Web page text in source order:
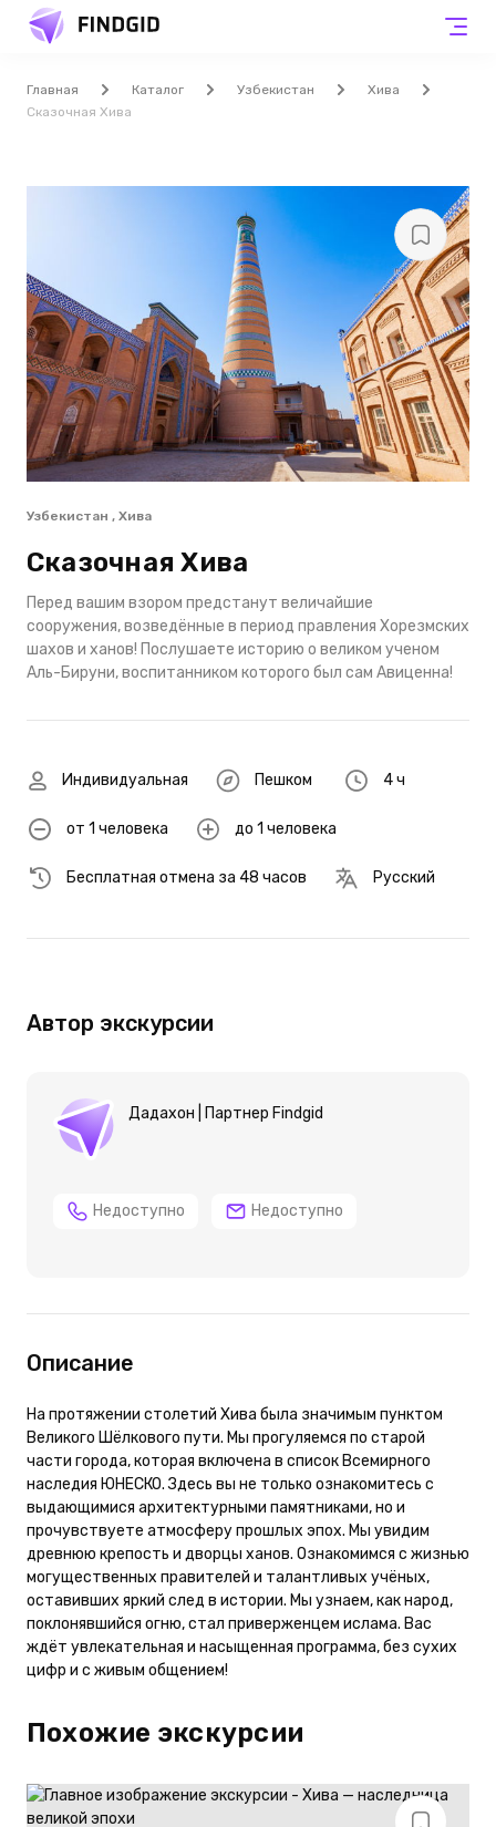
Главная Каталог Узбекистан
Хива
Сказочная Хива
Узбекистан , Хива
Сказочная Хива
Перед вашим взором предстанут величайшие
сооружения, возведённые в период правления Хорезмских
шахов и ханов! Послушаете историю о великом ученом
Аль-Бируни, воспитанником которого был сам Авиценна!
Индивидуальная Пешком 4 ч
от 1 человека до 1 человека
Бесплатная отмена за 48 часов Русский
Автор экскурсии
Дадахон | Партнер Findgid
Недоступно Недоступно
Описание
На протяжении столетий Хива была значимым пунктом
Великого Шёлкового пути. Мы прогуляемся по старой
части города, которая включена в список Всемирного
наследия ЮНЕСКО. Здесь вы не только ознакомитесь с
выдающимися архитектурными памятниками, но и
прочувствуете атмосферу прошлых эпох. Мы увидим
древнюю крепость и дворцы ханов. Ознакомимся с жизнью
могущественных правителей и талантливых учёных,
оставивших яркий след в истории. Мы узнаем, как народ,
поклонявшийся огню, стал приверженцем ислама. Вас
ждёт увлекательная и насыщенная программа, без сухих
цифр и с живым общением!
Похожие экскурсии